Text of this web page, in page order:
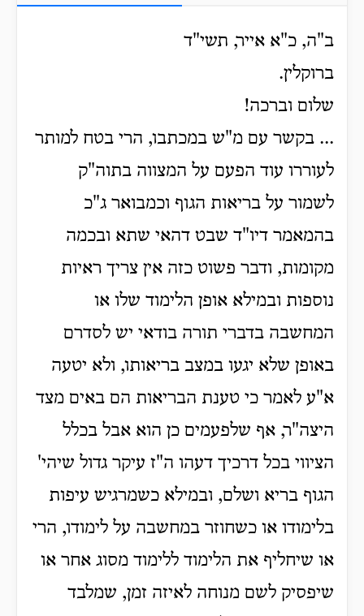
ב"ה, כ"א אייר, תשי"ד
ברוקלין.
שלום וברכה!
... בקשר עם מ"ש במכתבו, הרי בטח למותר
לעוררו עוד הפעם על המצווה בתוה"ק
לשמור על בריאות הגוף וכמבואר ג"כ
בהמאמר דיו"ד שבט דהאי שתא ובכמה
מקומות, ודבר פשוט כזה אין צריך ראיות
נוספות ובמילא אופן הלימוד שלו או
המחשבה בדברי תורה בודאי יש לסדרם
באופן שלא יגעו במצב בריאותו, ולא יטעה
א"ע לאמר כי טענת הבריאות הם באים מצד
היצה"ר, אף שלפעמים כן הוא אבל בכלל
הציווי בכל דרכיך דעהו ה"ז עיקר גדול שיהי'
הגוף בריא ושלם, ובמילא כשמרגיש עיפות
בלימודו או כשחוזר במחשבה על לימודו, הרי
או שיחליף את הלימוד ללימוד מסוג אחר או
שיפסיק לשם מנוחה לאיזה זמן, שמלבד